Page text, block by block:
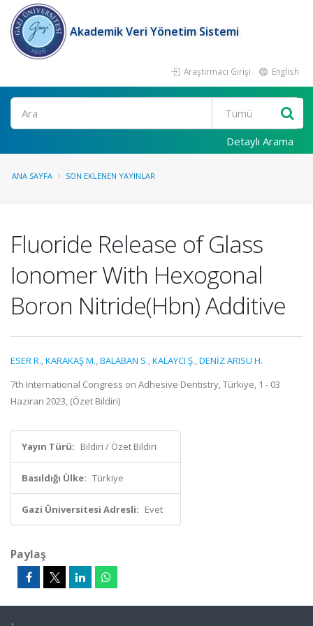
Akademik Veri Yönetim Sistemi
Araştırmacı Girişi English
Ara
Detaylı Arama
ANA SAYFA SON EKLENEN YAYINLAR
Fluoride Release of Glass
Ionomer With Hexogonal
Boron Nitride(Hbn) Additive
ESER R.,KARAKAŞ M.,BALABAN S.,KALAYCI Ş.,DENİZ ARISU H.
7th International Congress on Adhesive Dentistry, Türkiye, 1 - 03
Haziran 2023, (Özet Bildiri)
Yayın Türü: Bildiri / Özet Bildiri
Basıldığı Ülke: Türkiye
Gazi Üniversitesi Adresli: Evet
Paylaş